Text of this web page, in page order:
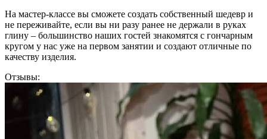
На мастер-классе вы сможете создать собственный шедевр и
не переживайте, если вы ни разу ранее не держали в руках
глину – большинство наших гостей знакомятся с гончарным
кругом у нас уже на первом занятии и создают отличные по
качеству изделия.
Отзывы: